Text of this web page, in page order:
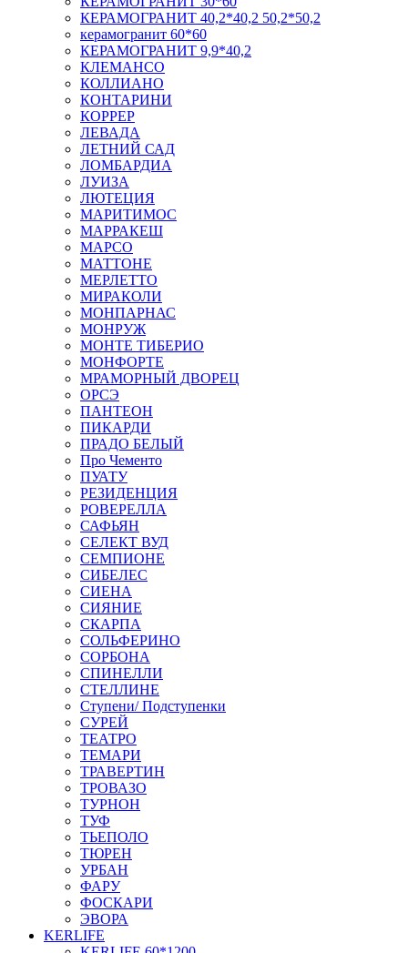
КЕРАМОГРАНИТ 40,2*40,2 50,2*50,2
керамогранит 60*60
КЕРАМОГРАНИТ 9,9*40,2
КЛЕМАНСО
КОЛЛИАНО
КОНТАРИНИ
КОРРЕР
ЛЕВАДА
ЛЕТНИЙ САД
ЛОМБАРДИА
ЛУИЗА
ЛЮТЕЦИЯ
МАРИТИМОС
МАРРАКЕШ
МАРСО
МАТТОНЕ
МЕРЛЕТТО
МИРАКОЛИ
МОНПАРНАС
МОНРУЖ
МОНТЕ ТИБЕРИО
МОНФОРТЕ
МРАМОРНЫЙ ДВОРЕЦ
ОРСЭ
ПАНТЕОН
ПИКАРДИ
ПРАДО БЕЛЫЙ
Про Чементо
ПУАТУ
РЕЗИДЕНЦИЯ
РОВЕРЕЛЛА
САФЬЯН
СЕЛЕКТ ВУД
СЕМПИОНЕ
СИБЕЛЕС
СИЕНА
СИЯНИЕ
СКАРПА
СОЛЬФЕРИНО
СОРБОНА
СПИНЕЛЛИ
СТЕЛЛИНЕ
Ступени/ Подступенки
СУРЕЙ
ТЕАТРО
ТЕМАРИ
ТРАВЕРТИН
ТРОВАЗО
ТУРНОН
ТУФ
ТЬЕПОЛО
ТЮРЕН
УРБАН
ФАРУ
ФОСКАРИ
ЭВОРА
KERLIFE